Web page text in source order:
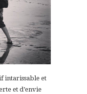
intarissable et
et d’envie